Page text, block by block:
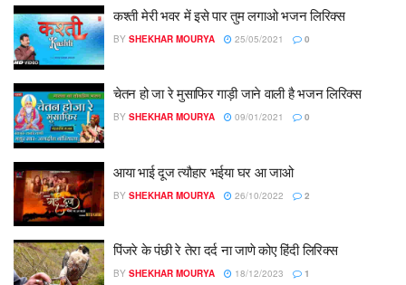
कश्ती मेरी भवर में इसे पार तुम लगाओ भजन लिरिक्स
BY SHEKHAR MOURYA 25/05/2021 0
चेतन हो जा रे मुसाफिर गाड़ी जाने वाली है भजन लिरिक्स
BY SHEKHAR MOURYA 09/01/2021 0
आया भाई दूज त्यौहार भईया घर आ जाओ
BY SHEKHAR MOURYA 26/10/2022 2
पिंजरे के पंछी रे तेरा दर्द ना जाणे कोए हिंदी लिरिक्स
BY SHEKHAR MOURYA 18/12/2023 1